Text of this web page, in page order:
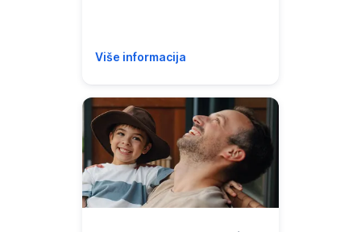
Više informacija